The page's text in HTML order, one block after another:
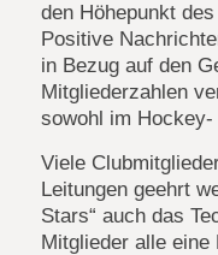
den Höhepunkt
Positive
in Bezug auf den
Mitgliederzahlen
sowohl im
Viele
Leitungen geehrt
Stars“ auch das
Mitglieder alle eine